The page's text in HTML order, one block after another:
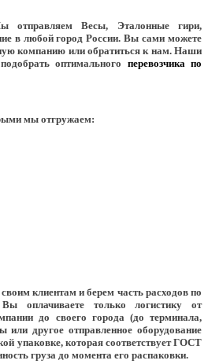
отправляем Весы, Эталонные гири,
в любой город России. Вы сами можете
компанию или обратиться к нам. Наши
оптимального перевозчика по
мы отгружаем:
клиентам и берем часть расходов по
оплачиваете только логистику от
до своего города (до терминала,
другое отправленное оборудование
упаковке, которая соответствует ГОСТ
груза до момента его распаковки.